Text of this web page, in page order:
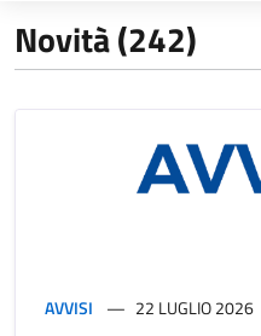
Novità (242)
AVVISI 22 LUGLIO 2026